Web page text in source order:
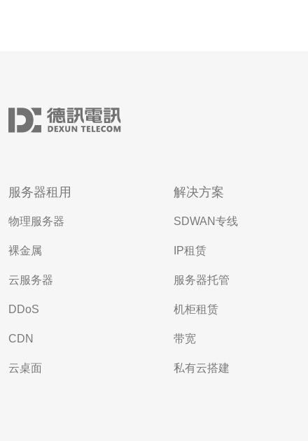
服务器租用
物理服务器
裸金属
云服务器
DDoS
CDN
云桌面
解决方案
SDWAN专线
IP租赁
服务器托管
机柜租赁
带宽
私有云搭建